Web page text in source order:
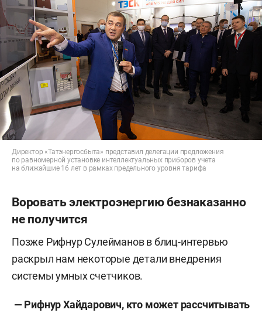
Директор «Татэнергосбыта» представил делегации предложения
по равномерной установке интеллектуальных приборов учета
на ближайшие 16 лет в рамках предельного уровня тарифа
Воровать электроэнергию безнаказанно
не получится
Позже Рифнур Сулейманов в блиц-интервью
раскрыл нам некоторые детали внедрения
системы умных счетчиков.
— Рифнур Хайдарович, кто может рассчитывать